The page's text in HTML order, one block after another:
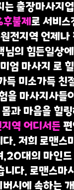
는 출장마사지
불제로 서비
전지역 언제나
님의 힘든일상
엄 마사지 로
득 미소가득 친
을 마사지사들
과 마음을 힐
역 어디서든
. 저희 로맨스
,20대의 마인
니다. 로맨스마
시에 속하는